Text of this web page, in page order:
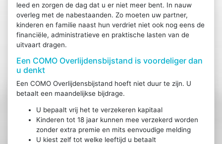
leed en zorgen de dag dat u er niet meer bent. In nauw
overleg met de nabestaanden. Zo moeten uw partner,
kinderen en familie naast hun verdriet niet ook nog eens de
financiële, administratieve en praktische lasten van de
uitvaart dragen.
Een COMO Overlijdensbijstand is voordeliger dan
u denkt
Een COMO Overlijdensbijstand hoeft niet duur te zijn. U
betaalt een maandelijkse bijdrage.
U bepaalt vrij het te verzekeren kapitaal
Kinderen tot 18 jaar kunnen mee verzekerd worden
zonder extra premie en mits eenvoudige melding
U kiest zelf tot welke leeftijd u betaalt